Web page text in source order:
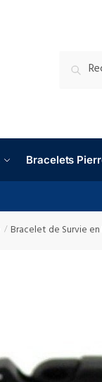
Bracelets
/ Bracelet de Survie